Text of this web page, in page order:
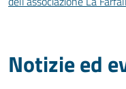
Notizie ed